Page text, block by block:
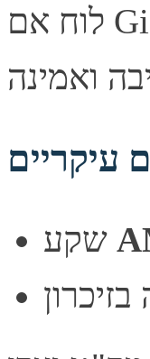
לוח אם Gigabyte סדרת B840M, מספק יציבות ואמינות לבניית
עיקריים